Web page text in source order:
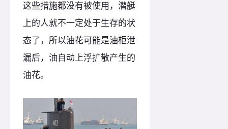
这些措施都没有被使用，潜艇
上的人就不一定处于生存的状
态了，所以油花可能是油柜泄
漏后，油自动上浮扩散产生的
油花。